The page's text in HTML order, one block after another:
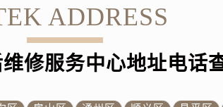
ADDRESS
修服务中心地址电话